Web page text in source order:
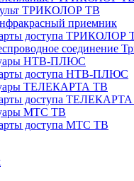
ТРИКОЛОР ТВ
приемник
доступа ТРИКОЛОР
соединение
НТВ-ПЛЮС
доступа НТВ-ПЛЮС
ТЕЛЕКАРТА ТВ
доступа
МТС ТВ
доступа МТС ТВ